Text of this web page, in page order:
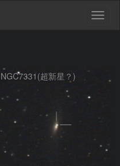
NGC7331(超新星？)